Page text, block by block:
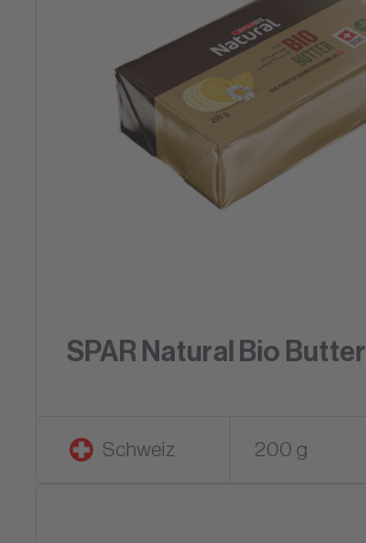
SPAR Natural Bio Butter
Schweiz 200 g